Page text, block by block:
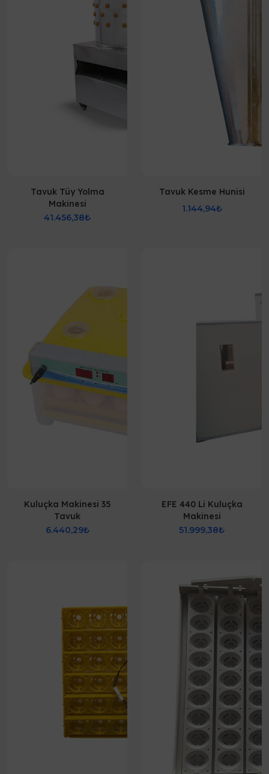
Tavuk Tüy Yolma
Makinesi
41.456,38₺
Tavuk Kesme Hunisi
1.144,94₺
Kuluçka Makinesi 35
Tavuk
6.440,29₺
EFE 440 Li Kuluçka
Makinesi
51.999,38₺